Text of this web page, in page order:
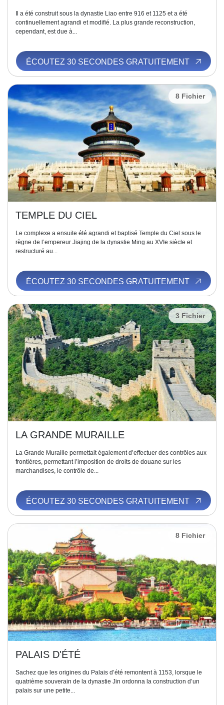
Il a été construit sous la dynastie Liao entre 916 et 1125 et a été
continuellement agrandi et modifié. La plus grande reconstruction,
cependant, est due à...
ÉCOUTEZ 30 SECONDES GRATUITEMENT
8 Fichier
TEMPLE DU CIEL
Le complexe a ensuite été agrandi et baptisé Temple du Ciel sous le
règne de l’empereur Jiajing de la dynastie Ming au XVIe siècle et
restructuré au...
ÉCOUTEZ 30 SECONDES GRATUITEMENT
3 Fichier
LA GRANDE MURAILLE
La Grande Muraille permettait également d’effectuer des contrôles aux
frontières, permettant l’imposition de droits de douane sur les
marchandises, le contrôle de...
ÉCOUTEZ 30 SECONDES GRATUITEMENT
8 Fichier
PALAIS D'ÉTÉ
Sachez que les origines du Palais d’été remontent à 1153, lorsque le
quatrième souverain de la dynastie Jin ordonna la construction d’un
palais sur une petite...